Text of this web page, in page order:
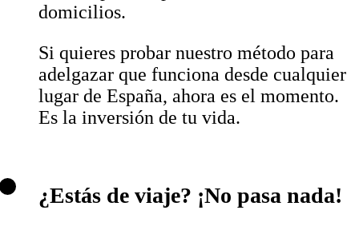
domicilios.
Si quieres probar nuestro método para
adelgazar que funciona desde cualquier
lugar de España, ahora es el momento.
Es la inversión de tu vida.
¿Estás de viaje? ¡No pasa nada!